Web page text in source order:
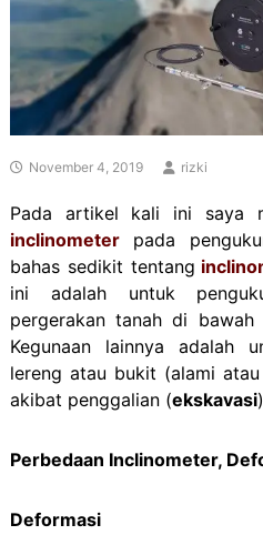
November 4, 2019 rizki
Pada artikel kali ini saya
inclinometer pada
bahas sedikit tentang
ini adalah untuk
pergerakan tanah di bawah
Kegunaan lainnya adalah
lereng atau bukit (alami
akibat penggalian (ekskavasi
Perbedaan Inclinometer,
Deformasi